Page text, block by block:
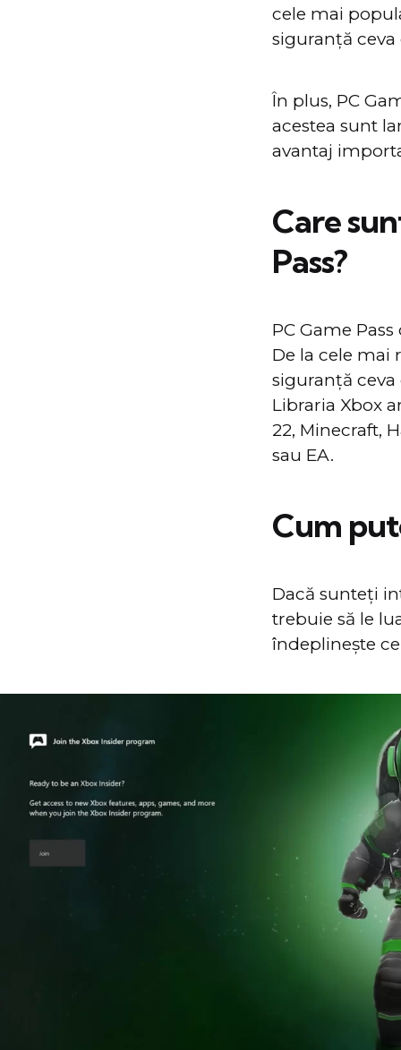
cele mai
siguranță ceva
În plus, PC
acestea sunt
avantaj
Care
Pass?
PC Game
De la cele mai
siguranță ceva
Libraria Xbox
22, Minecraft,
sau EA.
Cum
Dacă sunteți
trebuie să le
îndeplinește